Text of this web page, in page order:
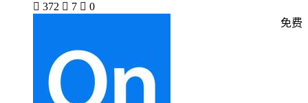
 372  7  0
免费